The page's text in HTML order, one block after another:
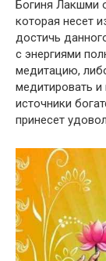
Богиня Лакшми
которая несет
достичь
с энергиями
медитацию,
медитировать
источники
принесет